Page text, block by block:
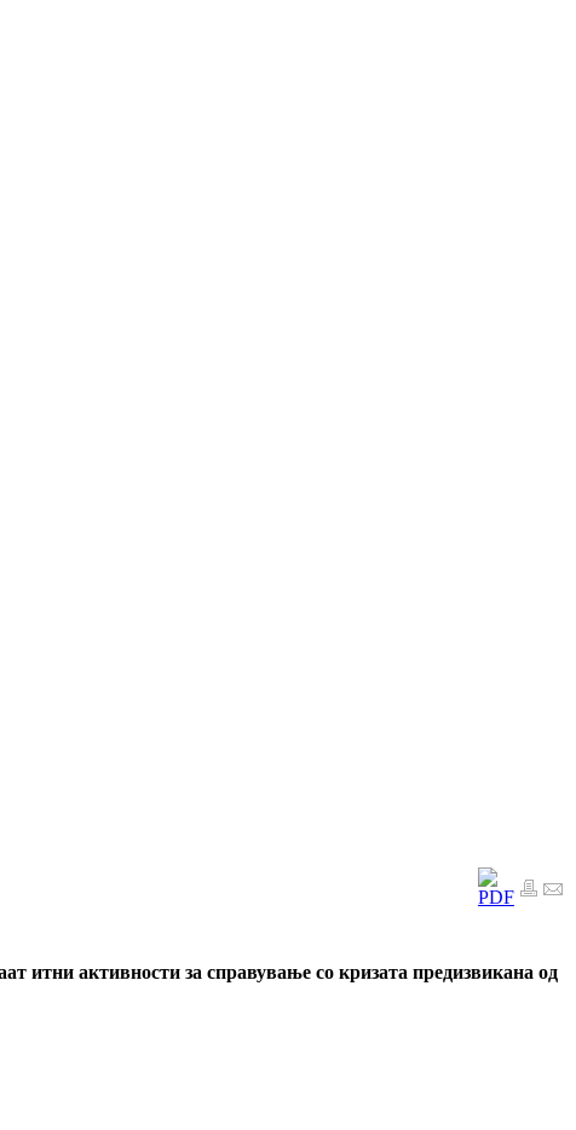
итни активности за справување со кризата предизвикана од